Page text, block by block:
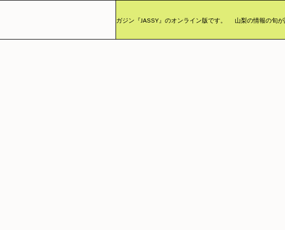
山梨の情報の旬が詰まったカルチャーマガジン『JASSY』のオンライン版です。 山梨の情報の旬が